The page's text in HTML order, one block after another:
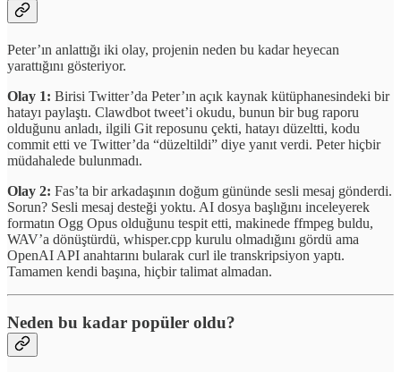
Peter’ın anlattığı iki olay, projenin neden bu kadar heyecan
yarattığını gösteriyor.
Olay 1: Birisi Twitter’da Peter’ın açık kaynak kütüphanesindeki bir
hatayı paylaştı. Clawdbot tweet’i okudu, bunun bir bug raporu
olduğunu anladı, ilgili Git reposunu çekti, hatayı düzeltti, kodu
commit etti ve Twitter’da “düzeltildi” diye yanıt verdi. Peter hiçbir
müdahalede bulunmadı.
Olay 2: Fas’ta bir arkadaşının doğum gününde sesli mesaj gönderdi.
Sorun? Sesli mesaj desteği yoktu. AI dosya başlığını inceleyerek
formatın Ogg Opus olduğunu tespit etti, makinede ffmpeg buldu,
WAV’a dönüştürdü, whisper.cpp kurulu olmadığını gördü ama
OpenAI API anahtarını bularak curl ile transkripsiyon yaptı.
Tamamen kendi başına, hiçbir talimat almadan.
Neden bu kadar popüler oldu?